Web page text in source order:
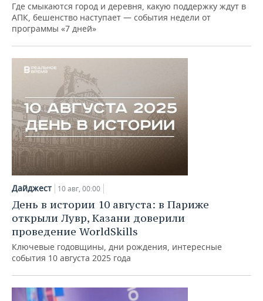
Где смыкаются город и деревня, какую поддержку ждут в
АПК, бешенство наступает — события недели от
программы «7 дней»
Дайджест 10 авг, 00:00
День в истории 10 августа: в Париже
открыли Лувр, Казани доверили
проведение WorldSkills
Ключевые годовщины, дни рождения, интересные
события 10 августа 2025 года